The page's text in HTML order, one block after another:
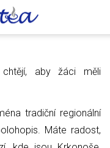
aby žáci měli
tradiční regionální
Máte radost,